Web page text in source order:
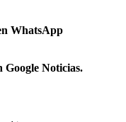
WhatsApp
Google Noticias.